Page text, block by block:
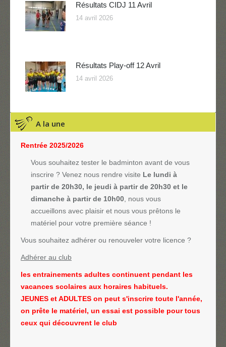
Résultats CIDJ 11 Avril
14 avril 2026
Résultats Play-off 12 Avril
14 avril 2026
A la une
Rentrée 2025/2026
Vous souhaitez tester le badminton avant de vous
inscrire ? Venez nous rendre visite Le lundi à
partir de 20h30, le jeudi à partir de 20h30 et le
dimanche à partir de 10h00 , nous vous
accueillons avec plaisir et nous vous prêtons le
matériel pour votre première séance !
Vous souhaitez adhérer ou renouveler votre licence ?
Adhérer au club
les entrainements adultes continuent pendant les
vacances scolaires aux horaires habituels.
JEUNES et ADULTES on peut s'inscrire toute l'année,
on prête le matériel, un essai est possible pour tous
ceux qui découvrent le club